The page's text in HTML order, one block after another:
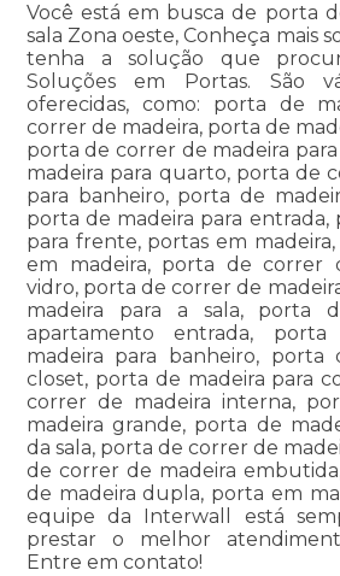
Você está em busca de porta
sala Zona oeste, Conheça mais
tenha a solução que
Soluções em Portas. São
oferecidas, como: porta de
correr de madeira, porta de
porta de correr de madeira
madeira para quarto, porta de
para banheiro, porta de
porta de madeira para entrada,
para frente, portas em
em madeira, porta de correr
vidro, porta de correr de
madeira para a sala, porta
apartamento entrada,
madeira para banheiro, porta
closet, porta de madeira para
correr de madeira interna,
madeira grande, porta de
da sala, porta de correr de
de correr de madeira
de madeira dupla, porta em
equipe da Interwall está
prestar o melhor
Entre em contato!